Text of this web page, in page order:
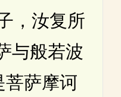
汝复所
与般若波
菩萨摩诃